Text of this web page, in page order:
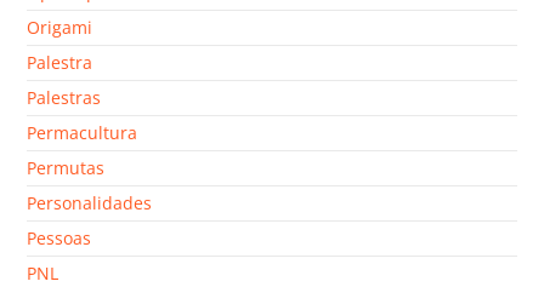
Origami
Palestra
Palestras
Permacultura
Permutas
Personalidades
Pessoas
PNL